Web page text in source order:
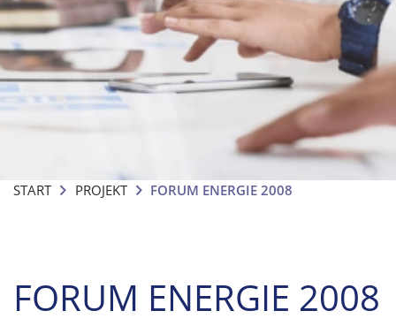
START PROJEKT FORUM ENERGIE 2008
FORUM ENERGIE 2008